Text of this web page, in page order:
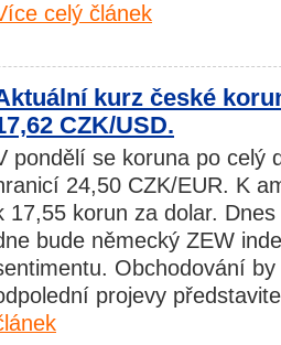
celý článek
kurz české
CZK/USD.
pondělí se koruna po celý
24,50 CZK/EUR. K
17,55 korun za dolar.
bude německý ZEW
Obchodování
projevy